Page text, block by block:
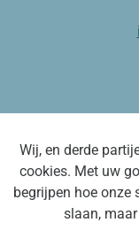
Wij, en derde
cookies. Met uw
begrijpen hoe onze
slaan,